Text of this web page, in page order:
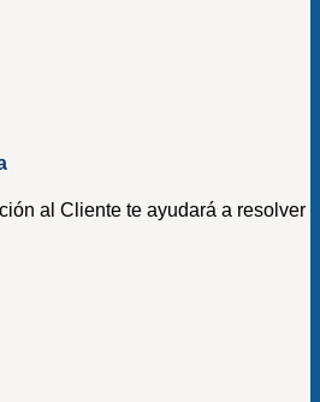
al Cliente te ayudará a resolver